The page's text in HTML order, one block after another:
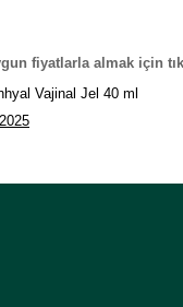
fiyatlarla almak için
Vajinal Jel 40 ml